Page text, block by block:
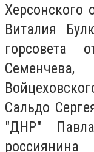
Херсонского
Виталия
горсовета
Сальдо
"ДНР"